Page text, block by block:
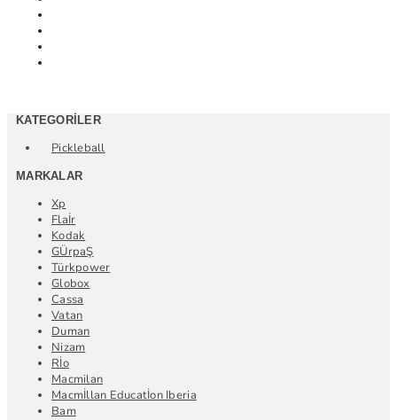
KATEGORILER
Pickleball
MARKALAR
Xp
Flaİr
Kodak
GÜrpaŞ
Türkpower
Globox
Cassa
Vatan
Duman
Nizam
Rİo
Macmilan
Macmİllan Educatİon Iberia
Bam